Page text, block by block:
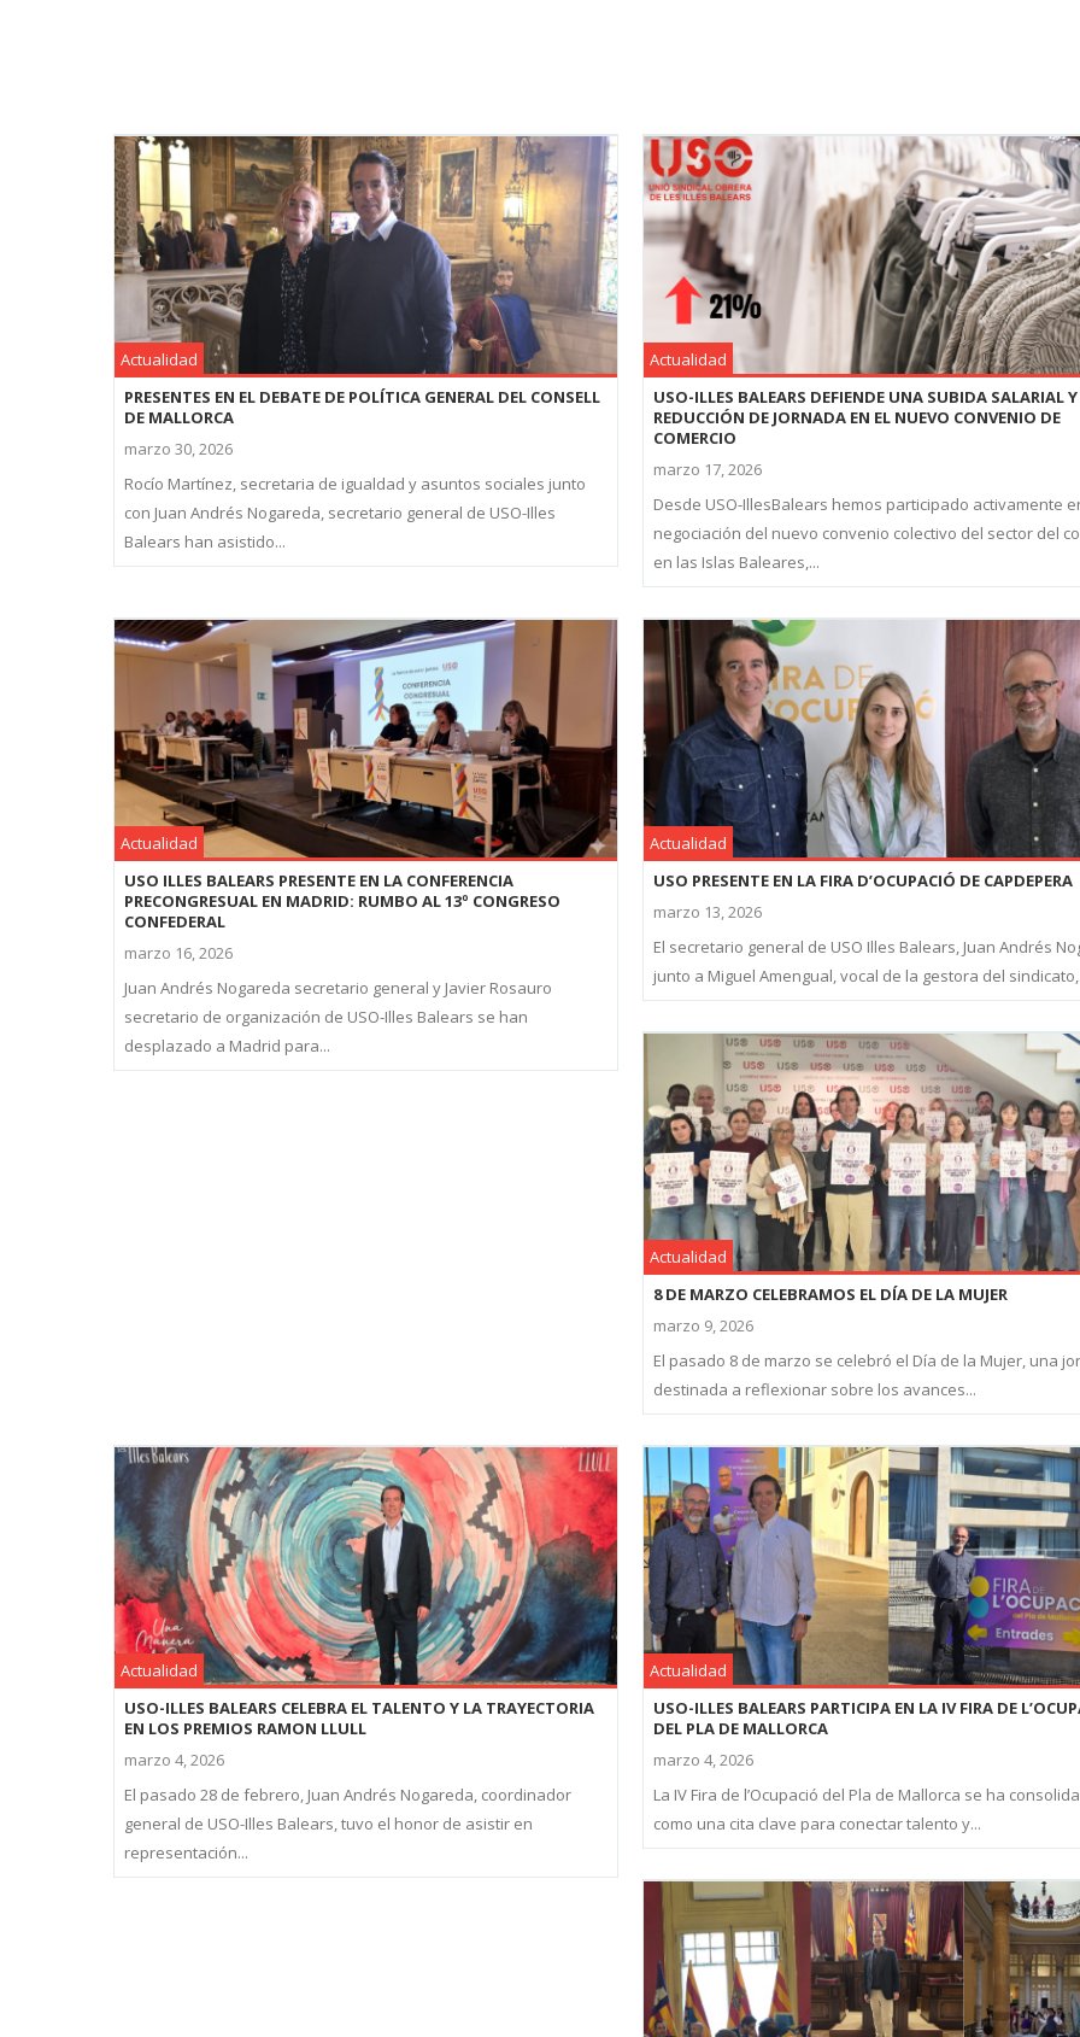
Actualidad
PRESENTES EN EL DEBATE DE POLÍTICA GENERAL DEL CONSELL
DE MALLORCA
marzo 30, 2026
Rocío Martínez, secretaria de igualdad y asuntos sociales junto
con Juan Andrés Nogareda, secretario general de USO-Illes
Balears han asistido...
Actualidad
USO-ILLES BALEARS DEFIENDE UNA SUBIDA SALARIAL
REDUCCIÓN DE JORNADA EN EL NUEVO CONVENIO DE
COMERCIO
marzo 17, 2026
Desde USO-IllesBalears hemos participado activamente
negociación del nuevo convenio colectivo del sector del
en las Islas Baleares,...
Actualidad
USO ILLES BALEARS PRESENTE EN LA CONFERENCIA
PRECONGRESUAL EN MADRID: RUMBO AL 13º CONGRESO
CONFEDERAL
marzo 16, 2026
Juan Andrés Nogareda secretario general y Javier Rosauro
secretario de organización de USO-Illes Balears se han
desplazado a Madrid para...
Actualidad
USO PRESENTE EN LA FIRA D’OCUPACIÓ DE CAPDEPERA
marzo 13, 2026
El secretario general de USO Illes Balears, Juan Andrés
junto a Miguel Amengual, vocal de la gestora del
Actualidad
8 DE MARZO CELEBRAMOS EL DÍA DE LA MUJER
marzo 9, 2026
El pasado 8 de marzo se celebró el Día de la Mujer, una
destinada a reflexionar sobre los avances...
Actualidad
USO-ILLES BALEARS CELEBRA EL TALENTO Y LA TRAYECTORIA
EN LOS PREMIOS RAMON LLULL
marzo 4, 2026
El pasado 28 de febrero, Juan Andrés Nogareda, coordinador
general de USO-Illes Balears, tuvo el honor de asistir en
representación...
Actualidad
USO-ILLES BALEARS PARTICIPA EN LA IV FIRA DE
DEL PLA DE MALLORCA
marzo 4, 2026
La IV Fira de l’Ocupació del Pla de Mallorca se ha
como una cita clave para conectar talento y...